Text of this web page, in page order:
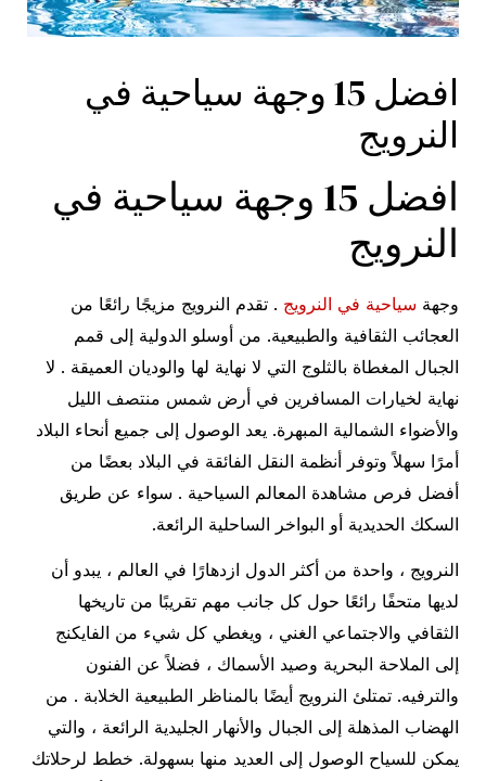
افضل 15 وجهة سياحية في
النرويج
افضل 15 وجهة سياحية في
النرويج
وجهة سياحية في النرويج . تقدم النرويج مزيجًا رائعًا من
العجائب الثقافية والطبيعية. من أوسلو الدولية إلى قمم
الجبال المغطاة بالثلوج التي لا نهاية لها والوديان العميقة . لا
نهاية لخيارات المسافرين في أرض شمس منتصف الليل
والأضواء الشمالية المبهرة. يعد الوصول إلى جميع أنحاء البلاد
أمرًا سهلاً وتوفر أنظمة النقل الفائقة في البلاد بعضًا من
أفضل فرص مشاهدة المعالم السياحية . سواء عن طريق
السكك الحديدية أو البواخر الساحلية الرائعة.
النرويج ، واحدة من أكثر الدول ازدهارًا في العالم ، يبدو أن
لديها متحفًا رائعًا حول كل جانب مهم تقريبًا من تاريخها
الثقافي والاجتماعي الغني ، ويغطي كل شيء من الفايكنج
إلى الملاحة البحرية وصيد الأسماك ، فضلاً عن الفنون
والترفيه. تمتلئ النرويج أيضًا بالمناظر الطبيعية الخلابة . من
الهضاب المذهلة إلى الجبال والأنهار الجليدية الرائعة ، والتي
يمكن للسياح الوصول إلى العديد منها بسهولة. خطط لرحلاتك